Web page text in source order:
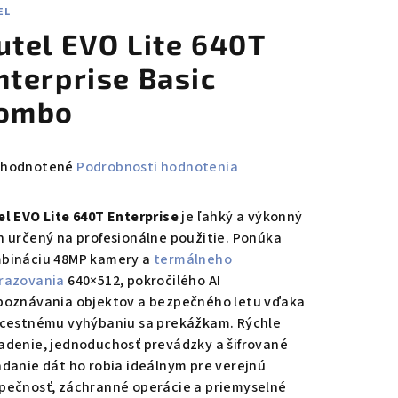
EVO Lite 640T
Basic
Podrobnosti hodnotenia
EVO Lite 640T Enterpriseje ľahký a výkonný
určený na profesionálne použitie. Ponúka
48MP kamery a termálneho
640×512, pokročilého AI
objektov a bezpečného letu vďaka
vyhýbaniu sa prekážkam. Rýchle
jednoduchosť prevádzky a šifrované
dát ho robia ideálnym pre verejnú
záchranné operácie a priemyselné